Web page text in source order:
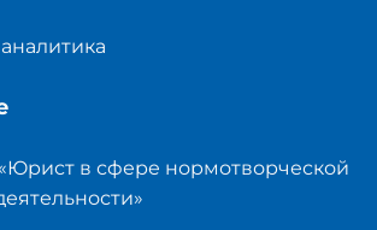
в сфере нормотворческой